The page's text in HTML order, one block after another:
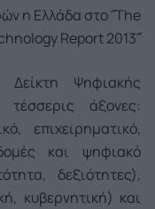
η Ελλάδα στο ˝The
Report 2013˝
Ψηφιακής
άξονες:
επιχειρηματικό,
και ψηφιακό
δεξιότητες),
κυβερνητική) και